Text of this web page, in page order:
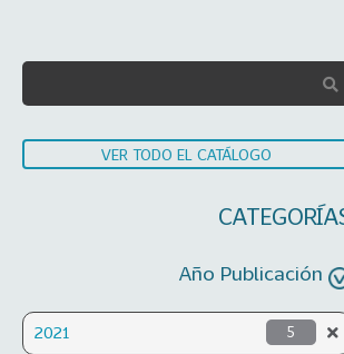
VER TODO EL CATÁLOGO
Año Publicación
2021 5